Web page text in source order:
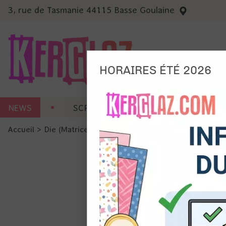
3, rue de Tasmanie 44115 Basse Goulaine
NEWS SCRAP CARTERIE MACHINES
Accueil > Die (Matrice de découpe) Die format standard
Ils
et du
précises
Si vous
de la
HORAIRES ÉTÉ 2026